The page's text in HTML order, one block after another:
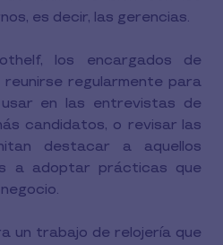
es decir, las gerencias.
los encargados de
regularmente para
en las entrevistas de
candidatos, o revisar las
destacar a aquellos
a adoptar prácticas que
un trabajo de relojería que